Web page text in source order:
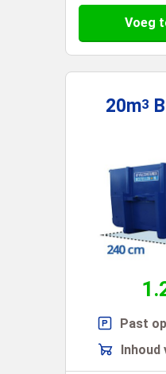
Voeg
20m3
Past
Inhoud